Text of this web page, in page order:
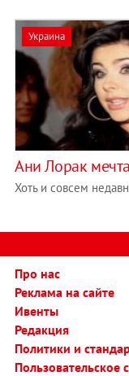
Украина
Ани Лорак
Хоть и совсем
Про нас
Реклама на сайте
Ивенты
Редакция
Политики и
Пользовательское